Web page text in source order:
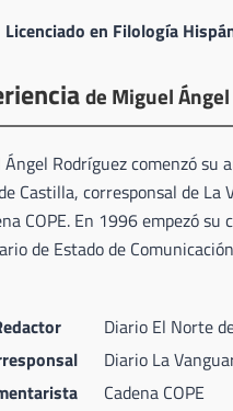
Licenciado en Filología
de Miguel
Rodríguez comenzó su
Castilla, corresponsal de
COPE. En 1996 empezó
de Estado de
Diario El Norte
Diario La
Cadena COPE